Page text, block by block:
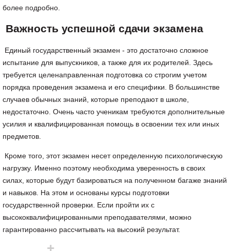
более подробно.
Важность успешной сдачи экзамена
Единый государственный экзамен - это достаточно сложное
испытание для выпускников, а также для их родителей. Здесь
требуется целенаправленная подготовка со строгим учетом
порядка проведения экзамена и его специфики. В большинстве
случаев обычных знаний, которые преподают в школе,
недостаточно. Очень часто ученикам требуются дополнительные
усилия и квалифицированная помощь в освоении тех или иных
предметов.
Кроме того, этот экзамен несет определенную психологическую
нагрузку. Именно поэтому необходима уверенность в своих
силах, которые будут базироваться на полученном багаже знаний
и навыков. На этом и основаны курсы подготовки
государственной проверки. Если пройти их с
высококвалифицированными преподавателями, можно
гарантированно рассчитывать на высокий результат.